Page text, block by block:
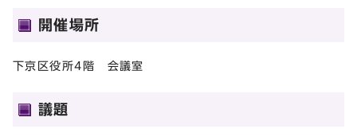
開催場所
下京区役所4階 会議室
議題